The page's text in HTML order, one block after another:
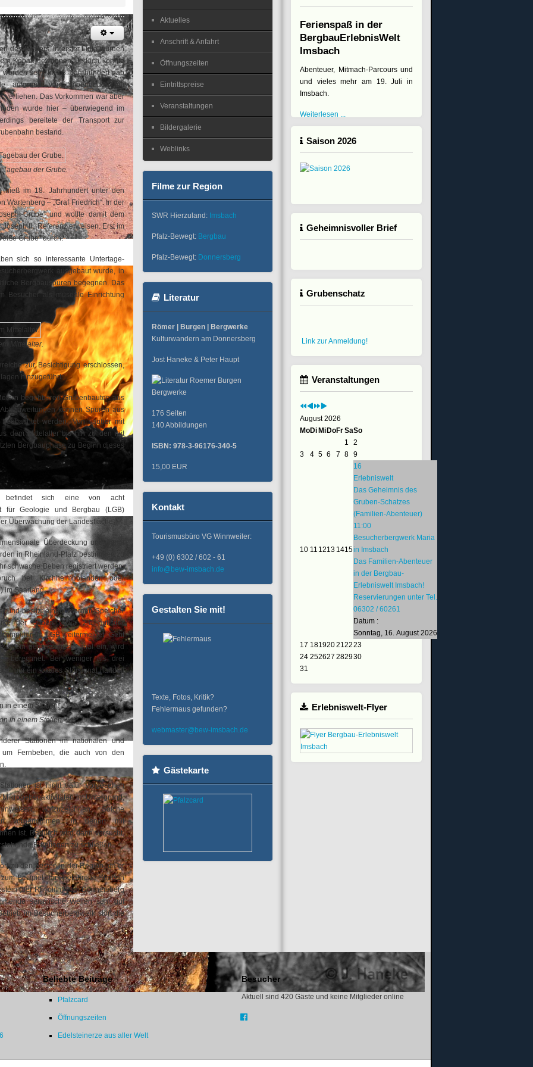
des Reviers. In erster Linie wurden
Kobalt gewonnen. Jedoch könnte
sein. Im 18. Jahrhundert gab
aufgrund von Silberfunden im
verliehen. Das Vorkommen war aber
wurde hier – überwiegend im
bereitete der Transport zur
bestand.
der Grube.
hieß im 18. Jahrhundert unter den
Wartenberg – „Graf Friedrich“. In der
Grube“ und wollte damit dem
II., Referenz erweisen. Erst im
Grube“ durch.
sich so interessante Untertage-
ausgebaut wurde, in
Bergbauspuren begegnen. Das
Besucher als museale Einrichtung
Mittelalter.
zur Besichtigung erschlossen,
hinzugeführt:
begehbaren Grubenbauten aus
können Spuren aus
werden. Von sauber mit
dem Mittelalter bis hin zu den mit
Bergbauphase zu Beginn dieses
sich eine von acht
für Geologie und Bergbau (LGB)
Überwachung der Landesfläche.
Überdeckung und damit
in Rheinland-Pfalz bestimmen zu
schwache Beben registriert werden.
bei Kirchheimbolanden oder
im Saarland.
und besitzt einen internen Speicher
der Beben (etwa 2,0 auf der
im LGB weitermeldet. Geht
ein gemessenes Signal ein, wird
berechnet. Bei weniger als drei
um ein lokales Störsignal handelt
in einem Stollen.
Stationen im nationalen und
um Fernbeben, die auch von den
ist nicht dafür vorgesehen
im Untergrund,
aufzuzeichnen. Solche
vorgenommen, in denen mit
ist. Dadurch wird dann versucht,
Eruptionen zu schließen.
zu den besten in der Region, da er
Beispiel stark befahrene Straßen
(der Rhyolith) vom Donnersberg
seismische Wellen sehr gut
im Besucherbergwerk stört die
Aktuelles
Anschrift & Anfahrt
Öffnungszeiten
Eintrittspreise
Veranstaltungen
Bildergalerie
Weblinks
Filme zur Region
SWR Hierzuland: Imsbach
Pfalz-Bewegt: Bergbau
Pfalz-Bewegt: Donnersberg
Literatur
Römer | Burgen | Bergwerke
Kulturwandern am Donnersberg
Jost Haneke & Peter Haupt
176 Seiten
140 Abbildungen
ISBN: 978-3-96176-340-5
15,00 EUR
Kontakt
Tourismusbüro VG Winnweiler:
+49 (0) 6302 / 602 - 61
info@bew-imsbach.de
Gestalten Sie mit!
Texte, Fotos, Kritik?
Fehlermaus gefunden?
webmaster@bew-imsbach.de
Gästekarte
Ferienspaß in der
BergbauErlebnisWelt
Imsbach
Abenteuer, Mitmach-Parcours und
und vieles mehr am 19. Juli in
Imsbach.
Weiterlesen ...
Saison 2026
Geheimnisvoller Brief
Grubenschatz
Link zur Anmeldung!
Veranstaltungen
August 2026
MoDiMiDoFrSaSo
1
2
3
4 5 6 7 8 9
10 11 1213 1415
16
Erlebniswelt
Das Geheimnis des
Gruben-Schatzes
(Familien-Abenteuer)
11:00
Besucherbergwerk Maria
in Imsbach
Das Familien-Abenteuer
in der Bergbau-
Erlebniswelt Imsbach!
Reservierungen unter Tel.
06302 / 60261
Datum :
Sonntag, 16. August 2026
17 18192021 2223
24 252627 282930
31
Erlebniswelt-Flyer
Beliebte Beiträge
Pfalzcard
Öffnungszeiten
Edelsteinerze aus aller Welt
Besucher
Aktuell sind 420 Gäste und keine Mitglieder online